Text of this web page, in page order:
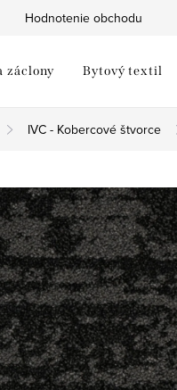
Hodnotenie obchodu
záclony Bytový textil
IVC - Kobercové štvorce